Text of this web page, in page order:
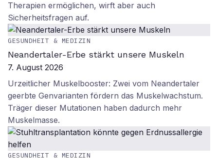
Therapien ermöglichen, wirft aber auch
Sicherheitsfragen auf.
GESUNDHEIT & MEDIZIN
Neandertaler-Erbe stärkt unsere Muskeln
7. August 2026
Urzeitlicher Muskelbooster: Zwei vom Neandertaler
geerbte Genvarianten fördern das Muskelwachstum.
Träger dieser Mutationen haben dadurch mehr
Muskelmasse.
GESUNDHEIT & MEDIZIN